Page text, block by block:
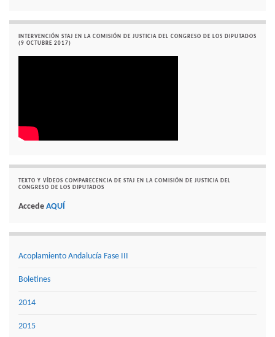
INTERVENCIÓN STAJ EN LA COMISIÓN DE JUSTICIA DEL CONGRESO DE LOS DIPUTADOS
(9 OCTUBRE 2017)
TEXTO Y VÍDEOS COMPARECENCIA DE STAJ EN LA COMISIÓN DE JUSTICIA DEL
CONGRESO DE LOS DIPUTADOS
Accede AQUÍ
Acoplamiento Andalucía Fase III
Boletines
2014
2015